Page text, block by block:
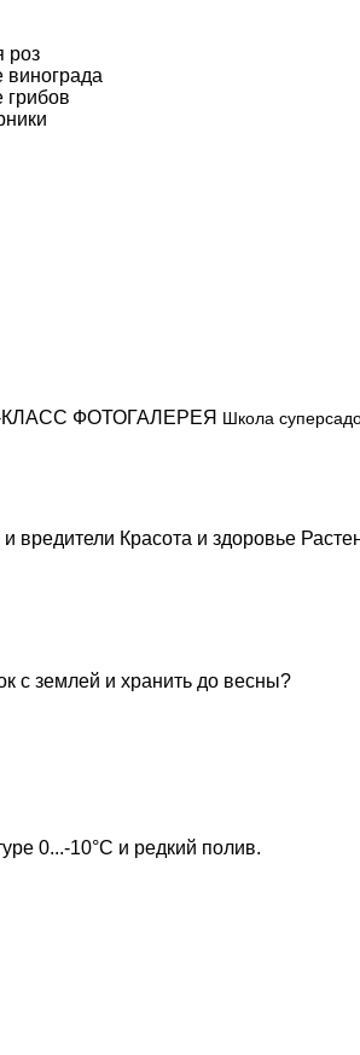
роз
ФОТОГАЛЕРЕЯ Школа
вредители Красота и здоровье
с землей и хранить до весны?
0...-10°С и редкий полив.